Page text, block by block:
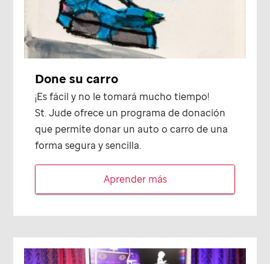
Done su carro
¡Es fácil y no le tomará mucho tiempo!
St. Judeofrece un programa de donación
que permite donar un auto o carro de una
forma segura y sencilla.
Aprender más